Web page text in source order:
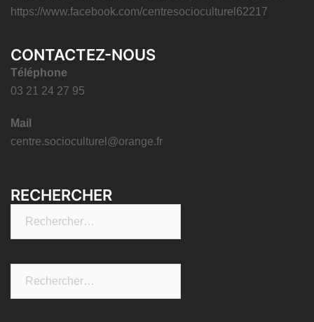
https://www.facebook.com/centresocioculturel62217
CONTACTEZ-NOUS
Téléphone
03 21 24 27 95
Mail
centre.socioculturel@orange.fr
RECHERCHER